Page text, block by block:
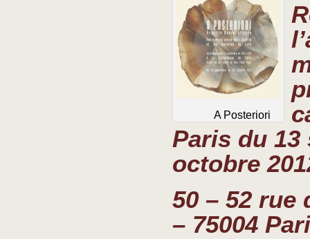
A Posteriori
l’
Paris du 13
octobre
50 – 52 rue
– 75004